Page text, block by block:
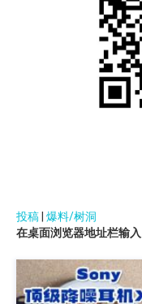
投稿 爆料/树洞
在桌面浏览器地址栏输入